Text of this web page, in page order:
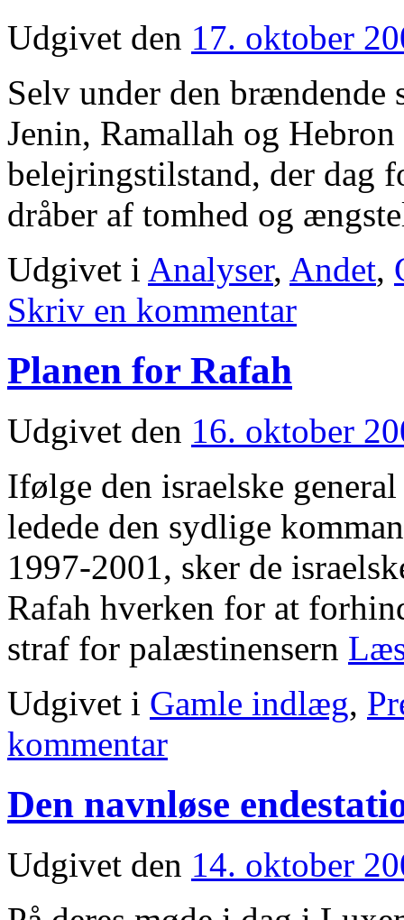
Udgivet den 17. oktober
Selv under den brændende
Jenin, Ramallah og
belejringstilstand, der dag
dråber af tomhed og
Udgivet i Analyser, Andet,
Skriv en kommentar
Planen for Rafah
Udgivet den 16. oktober
Ifølge den israelske
ledede den sydlige
1997-2001, sker de
Rafah hverken for at
straf for palæstinensern
Udgivet i Gamle indlæg,
kommentar
Den navnløse
Udgivet den 14. oktober